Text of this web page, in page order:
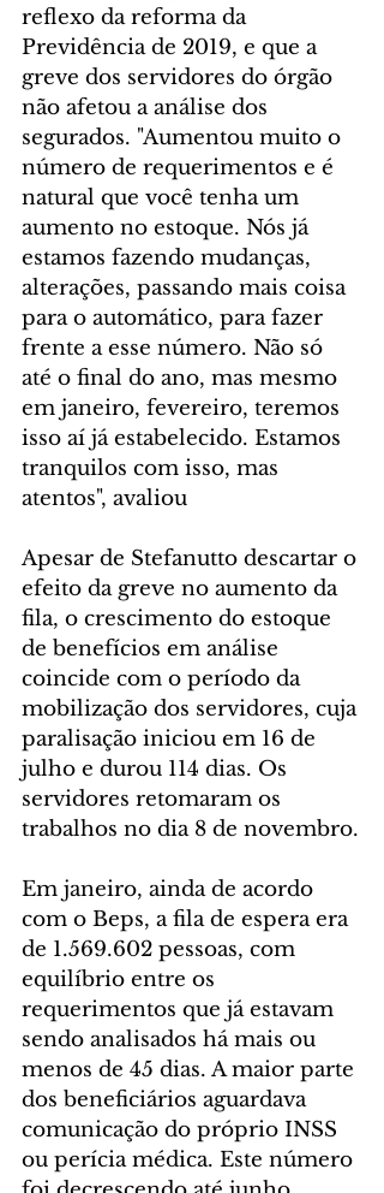
reflexo da reforma da
Previdência de 2019, e que a
greve dos servidores do órgão
não afetou a análise dos
segurados. "Aumentou muito o
número de requerimentos e é
natural que você tenha um
aumento no estoque. Nós já
estamos fazendo mudanças,
alterações, passando mais coisa
para o automático, para fazer
frente a esse número. Não só
até o final do ano, mas mesmo
em janeiro, fevereiro, teremos
isso aí já estabelecido. Estamos
tranquilos com isso, mas
atentos", avaliou
Apesar de Stefanutto descartar o
efeito da greve no aumento da
fila, o crescimento do estoque
de benefícios em análise
coincide com o período da
mobilização dos servidores, cuja
paralisação iniciou em 16 de
julho e durou 114 dias. Os
servidores retomaram os
trabalhos no dia 8 de novembro.
Em janeiro, ainda de acordo
com o Beps, a fila de espera era
de 1.569.602 pessoas, com
equilíbrio entre os
requerimentos que já estavam
sendo analisados há mais ou
menos de 45 dias. A maior parte
dos beneficiários aguardava
comunicação do próprio INSS
ou perícia médica. Este número